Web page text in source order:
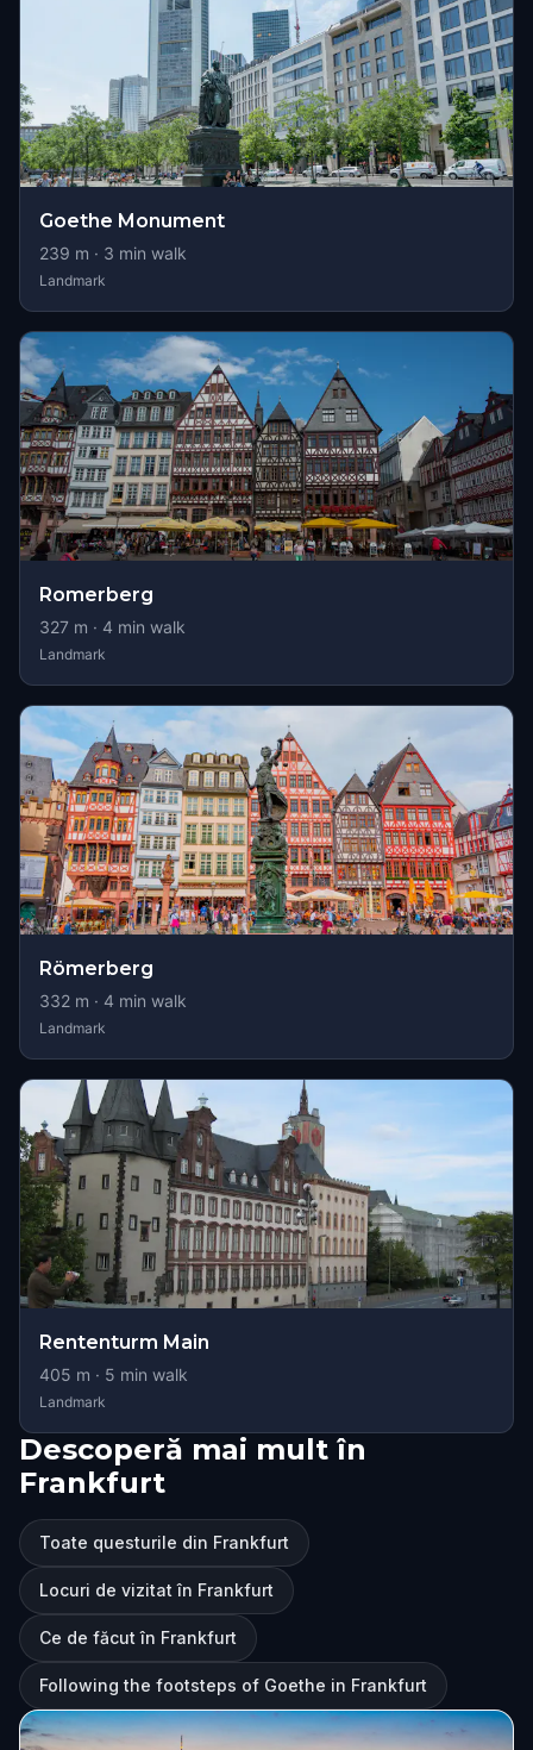
Goethe Monument
239 m · 3 min walk
Landmark
Romerberg
327 m · 4 min walk
Landmark
Römerberg
332 m · 4 min walk
Landmark
Rententurm Main
405 m · 5 min walk
Landmark
Descoperă mai mult în
Frankfurt
Toate questurile din Frankfurt
Locuri de vizitat în Frankfurt
Ce de făcut în Frankfurt
Following the footsteps of Goethe in Frankfurt